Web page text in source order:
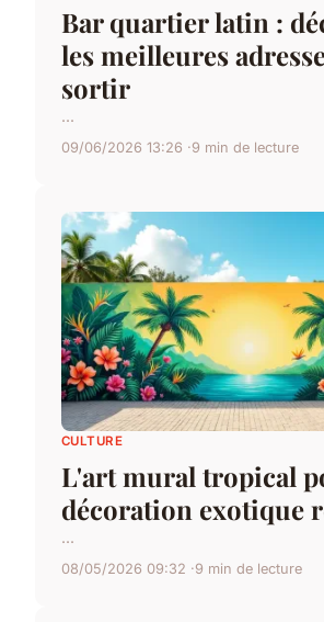
Bar quartier latin :
les meilleures
sortir
...
09/06/2026 13:26 9 min de lecture
CULTURE
L'art mural tropical
décoration exotique
...
08/05/2026 09:32 9 min de lecture